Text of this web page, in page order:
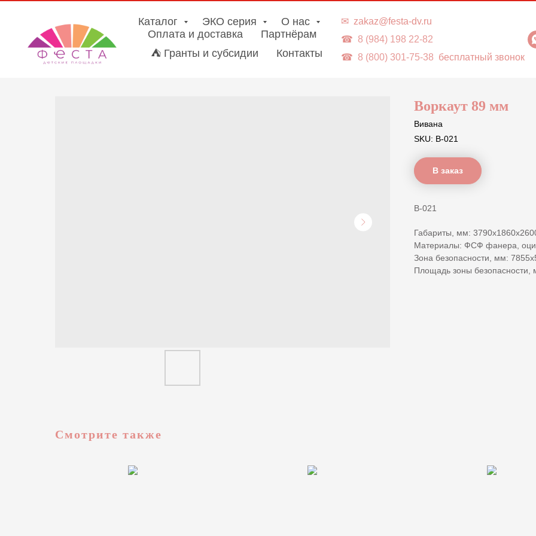
Каталог ЭКО серия
О нас
Оплата и доставка
Партнёрам
⛺ Гранты и субсидии
Контакты
✉ zakaz@festa-dv.ru
☎ 8 (984) 198 22-82
☎ 8 (800) 301-75-38 бесплатный звонок
Воркаут 89 мм
Вивана
SKU: В-021
В заказ
В-021
Габариты, мм:
Материалы: ФСФ фанера,
Зона безопасности, мм:
Площадь зоны безопасности,
Смотрите также